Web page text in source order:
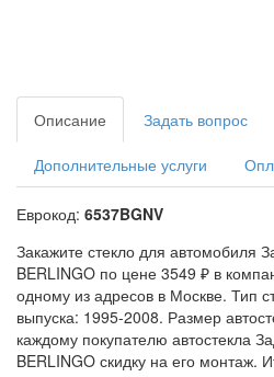
Описание Задать вопрос
Дополнительные услуги
Еврокод: 6537BGNV
Закажите стекло для автомобиля
BERLINGO по цене 3549 ₽ в
одному из адресов в Москве. Тип
выпуска: 1995-2008. Размер
каждому покупателю автостекла
BERLINGO скидку на его монтаж.